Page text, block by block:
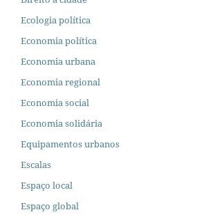
Ecologia política
Economia política
Economia urbana
Economia regional
Economia social
Economia solidária
Equipamentos urbanos
Escalas
Espaço local
Espaço global